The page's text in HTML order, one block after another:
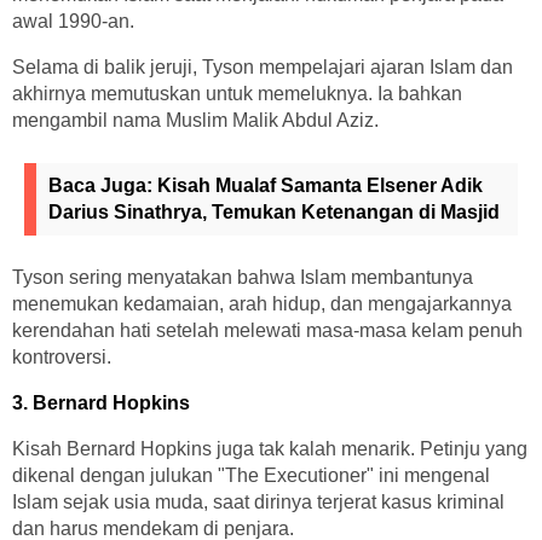
awal 1990-an.
Selama di balik jeruji, Tyson mempelajari ajaran Islam dan
akhirnya memutuskan untuk memeluknya. Ia bahkan
mengambil nama Muslim Malik Abdul Aziz.
Baca Juga: Kisah Mualaf Samanta Elsener Adik
Darius Sinathrya, Temukan Ketenangan di Masjid
Tyson sering menyatakan bahwa Islam membantunya
menemukan kedamaian, arah hidup, dan mengajarkannya
kerendahan hati setelah melewati masa-masa kelam penuh
kontroversi.
3. Bernard Hopkins
Kisah Bernard Hopkins juga tak kalah menarik. Petinju yang
dikenal dengan julukan "The Executioner" ini mengenal
Islam sejak usia muda, saat dirinya terjerat kasus kriminal
dan harus mendekam di penjara.